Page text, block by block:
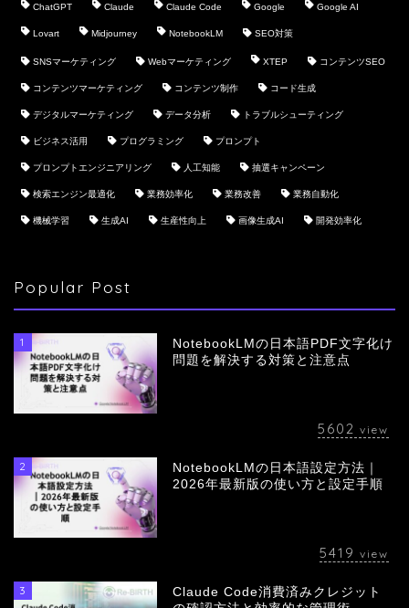
ChatGPT Claude Claude Code Google Google AI
Lovart Midjourney NotebookLM SEO対策
SNSマーケティング Webマーケティング XTEP コンテンツSEO
コンテンツマーケティング コンテンツ制作 コード生成
デジタルマーケティング データ分析 トラブルシューティング
ビジネス活用 プログラミング プロンプト
プロンプトエンジニアリング 人工知能 抽選キャンペーン
検索エンジン最適化 業務効率化 業務改善 業務自動化
機械学習 生成AI 生産性向上 画像生成AI 開発効率化
Popular Post
1
NotebookLMの日本語PDF文字化け
問題を解決する対策と注意点
5602 view
2
NotebookLMの日本語設定方法｜
2026年最新版の使い方と設定手順
5419 view
3
Claude Code消費済みクレジット
会社概要
採用情報